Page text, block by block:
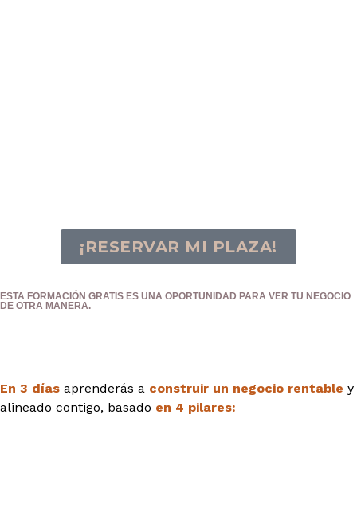
¡RESERVAR MI PLAZA!
ESTA FORMACIÓN GRATIS ES UNA OPORTUNIDAD PARA VER TU NEGOCIO
DE OTRA MANERA.
En 3 días aprenderás a construir un negocio rentable y
alineado contigo, basado en 4 pilares: